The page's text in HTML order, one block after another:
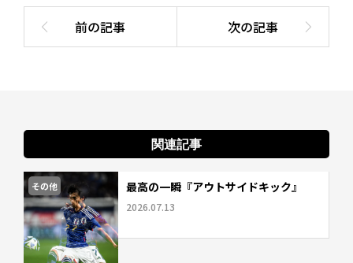
関連記事
その他 最高の一瞬『アウトサイドキック』
2026.07.13